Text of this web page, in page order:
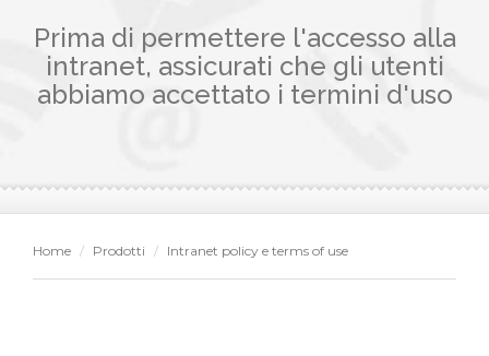
Prima di permettere l'accesso alla
intranet, assicurati che gli utenti
abbiamo accettato i termini d'uso
Home Prodotti Intranet policy e terms of use